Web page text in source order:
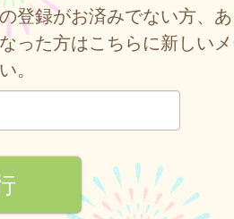
登録がお済みでない方、
った方はこちらに新しい
。